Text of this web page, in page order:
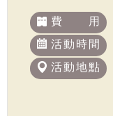
費 用
活動時間
活動地點